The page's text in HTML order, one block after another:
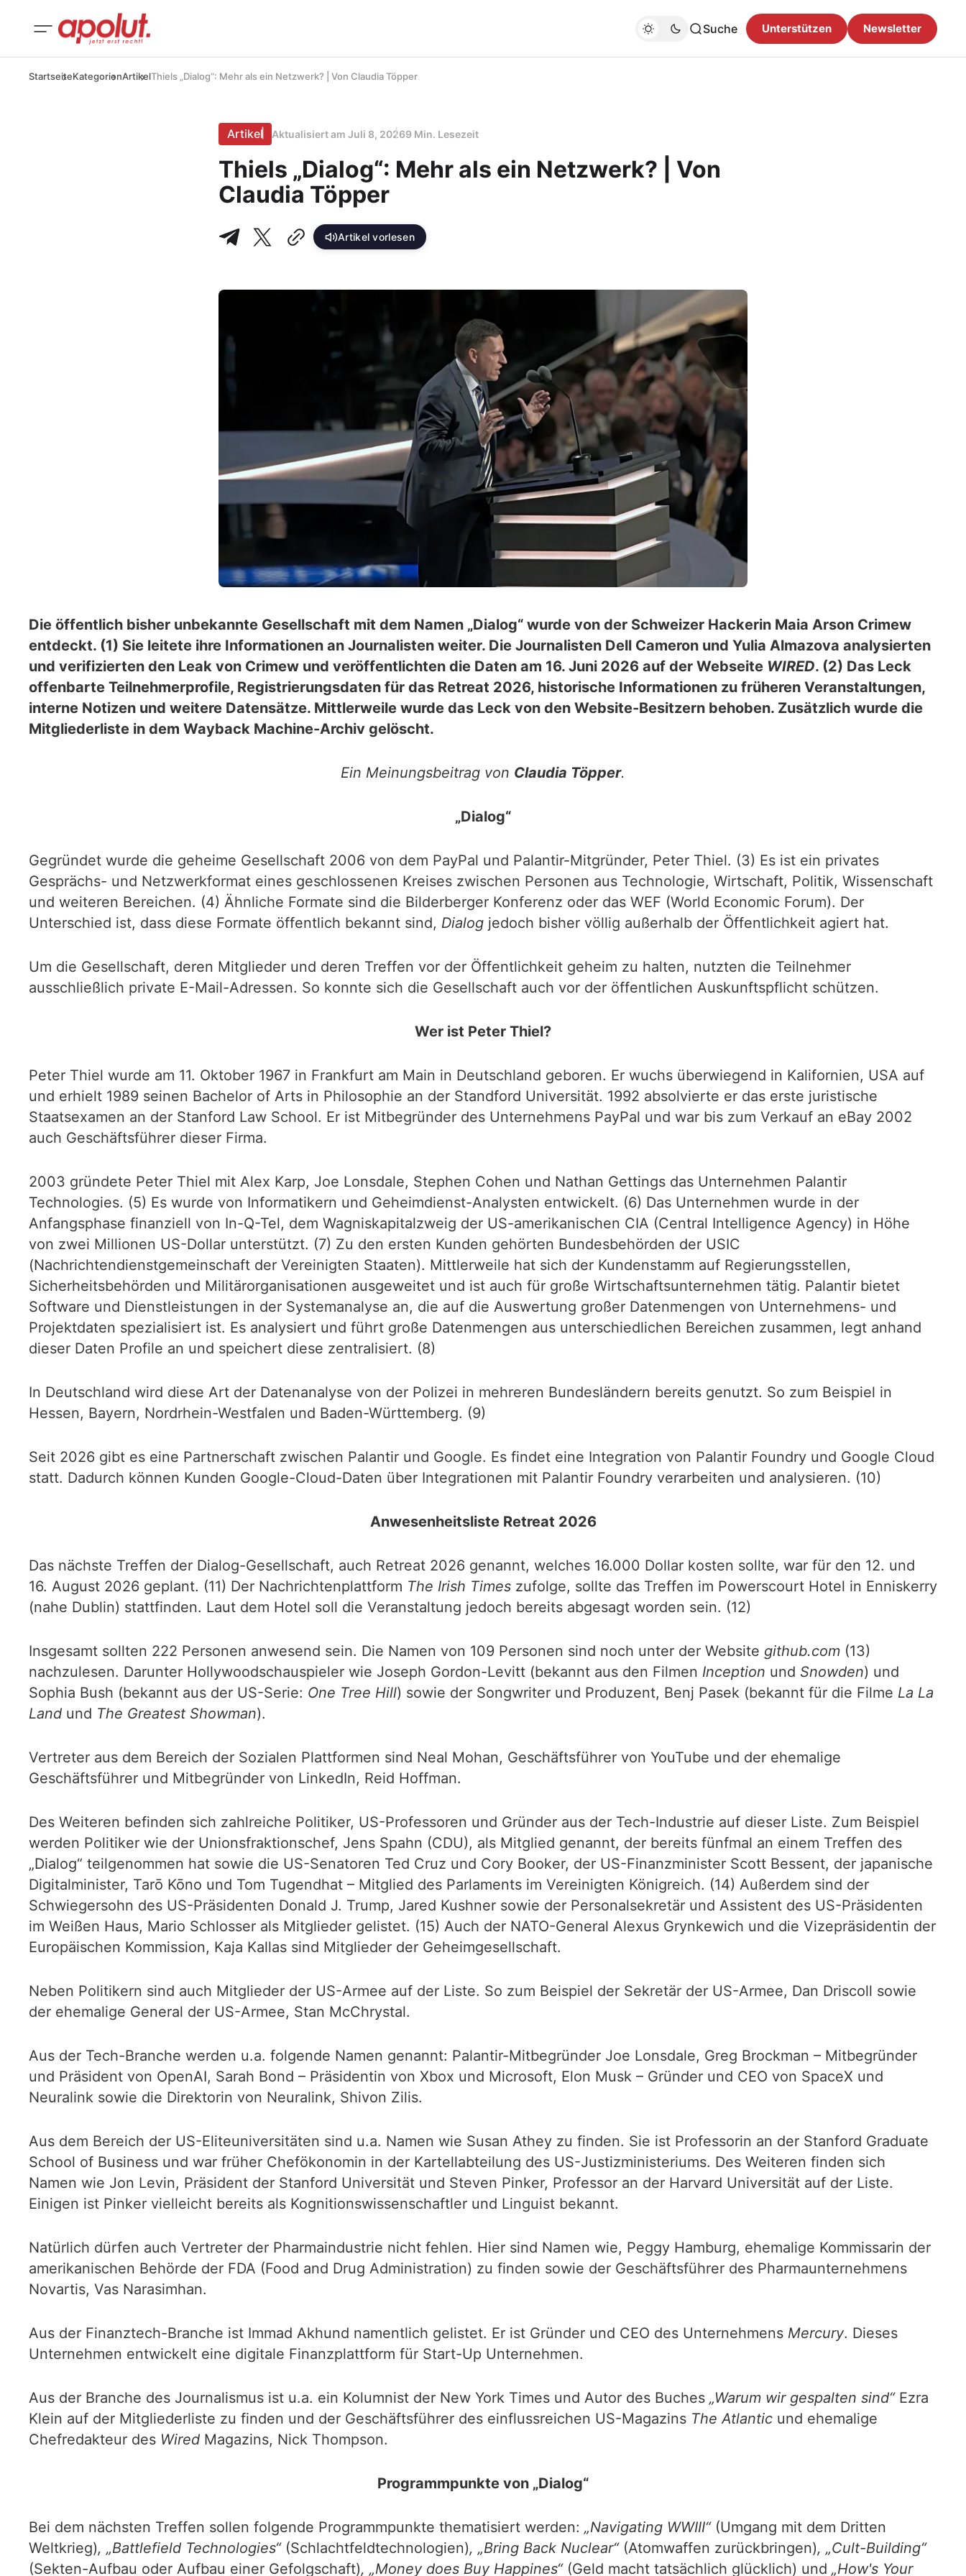
Suche Unterstützen Newsletter
StartseiteKategorienArtikelThiels „Dialog“: Mehr als ein Netzwerk? | Von Claudia Töpper
Artikel Aktualisiert am Juli 8, 20269 Min. Lesezeit
Thiels „Dialog“: Mehr als ein Netzwerk? | Von
Claudia Töpper
Artikel vorlesen
Die öffentlich bisher unbekannte Gesellschaft mit dem Namen „Dialog“ wurde von der Schweizer Hackerin Maia Arson Crimew
entdeckt. (1) Sie leitete ihre Informationen an Journalisten weiter. Die Journalisten Dell Cameron und Yulia Almazova analysierten
und verifizierten den Leak von Crimew und veröffentlichten die Daten am 16. Juni 2026 auf der Webseite WIRED. (2) Das Leck
offenbarte Teilnehmerprofile, Registrierungsdaten für das Retreat 2026, historische Informationen zu früheren Veranstaltungen,
interne Notizen und weitere Datensätze. Mittlerweile wurde das Leck von den Website-Besitzern behoben. Zusätzlich wurde die
Mitgliederliste in dem Wayback Machine-Archiv gelöscht.
Ein Meinungsbeitrag von Claudia Töpper.
„Dialog“
Gegründet wurde die geheime Gesellschaft 2006 von dem PayPal und Palantir-Mitgründer, Peter Thiel. (3) Es ist ein privates
Gesprächs- und Netzwerkformat eines geschlossenen Kreises zwischen Personen aus Technologie, Wirtschaft, Politik, Wissenschaft
und weiteren Bereichen. (4) Ähnliche Formate sind die Bilderberger Konferenz oder das WEF (World Economic Forum). Der
Unterschied ist, dass diese Formate öffentlich bekannt sind, Dialog jedoch bisher völlig außerhalb der Öffentlichkeit agiert hat.
Um die Gesellschaft, deren Mitglieder und deren Treffen vor der Öffentlichkeit geheim zu halten, nutzten die Teilnehmer
ausschließlich private E-Mail-Adressen. So konnte sich die Gesellschaft auch vor der öffentlichen Auskunftspflicht schützen.
Wer ist Peter Thiel?
Peter Thiel wurde am 11. Oktober 1967 in Frankfurt am Main in Deutschland geboren. Er wuchs überwiegend in Kalifornien, USA auf
und erhielt 1989 seinen Bachelor of Arts in Philosophie an der Standford Universität. 1992 absolvierte er das erste juristische
Staatsexamen an der Stanford Law School. Er ist Mitbegründer des Unternehmens PayPal und war bis zum Verkauf an eBay 2002
auch Geschäftsführer dieser Firma.
2003 gründete Peter Thiel mit Alex Karp, Joe Lonsdale, Stephen Cohen und Nathan Gettings das Unternehmen Palantir
Technologies. (5) Es wurde von Informatikern und Geheimdienst-Analysten entwickelt. (6) Das Unternehmen wurde in der
Anfangsphase finanziell von In-Q-Tel, dem Wagniskapitalzweig der US-amerikanischen CIA (Central Intelligence Agency) in Höhe
von zwei Millionen US-Dollar unterstützt. (7) Zu den ersten Kunden gehörten Bundesbehörden der USIC
(Nachrichtendienstgemeinschaft der Vereinigten Staaten). Mittlerweile hat sich der Kundenstamm auf Regierungsstellen,
Sicherheitsbehörden und Militärorganisationen ausgeweitet und ist auch für große Wirtschaftsunternehmen tätig. Palantir bietet
Software und Dienstleistungen in der Systemanalyse an, die auf die Auswertung großer Datenmengen von Unternehmens- und
Projektdaten spezialisiert ist. Es analysiert und führt große Datenmengen aus unterschiedlichen Bereichen zusammen, legt anhand
dieser Daten Profile an und speichert diese zentralisiert. (8)
In Deutschland wird diese Art der Datenanalyse von der Polizei in mehreren Bundesländern bereits genutzt. So zum Beispiel in
Hessen, Bayern, Nordrhein-Westfalen und Baden-Württemberg. (9)
Seit 2026 gibt es eine Partnerschaft zwischen Palantir und Google. Es findet eine Integration von Palantir Foundry und Google Cloud
statt. Dadurch können Kunden Google-Cloud-Daten über Integrationen mit Palantir Foundry verarbeiten und analysieren. (10)
Anwesenheitsliste Retreat 2026
Das nächste Treffen der Dialog-Gesellschaft, auch Retreat 2026 genannt, welches 16.000 Dollar kosten sollte, war für den 12. und
16. August 2026 geplant. (11) Der Nachrichtenplattform The Irish Times zufolge, sollte das Treffen im Powerscourt Hotel in Enniskerry
(nahe Dublin) stattfinden. Laut dem Hotel soll die Veranstaltung jedoch bereits abgesagt worden sein. (12)
Insgesamt sollten 222 Personen anwesend sein. Die Namen von 109 Personen sind noch unter der Website github.com (13)
nachzulesen. Darunter Hollywoodschauspieler wie Joseph Gordon-Levitt (bekannt aus den Filmen Inception und Snowden) und
Sophia Bush (bekannt aus der US-Serie: One Tree Hill) sowie der Songwriter und Produzent, Benj Pasek (bekannt für die Filme La La
Land und The Greatest Showman).
Vertreter aus dem Bereich der Sozialen Plattformen sind Neal Mohan, Geschäftsführer von YouTube und der ehemalige
Geschäftsführer und Mitbegründer von LinkedIn, Reid Hoffman.
Des Weiteren befinden sich zahlreiche Politiker, US-Professoren und Gründer aus der Tech-Industrie auf dieser Liste. Zum Beispiel
werden Politiker wie der Unionsfraktionschef, Jens Spahn (CDU), als Mitglied genannt, der bereits fünfmal an einem Treffen des
„Dialog“ teilgenommen hat sowie die US-Senatoren Ted Cruz und Cory Booker, der US-Finanzminister Scott Bessent, der japanische
Digitalminister, Tarō Kōno und Tom Tugendhat – Mitglied des Parlaments im Vereinigten Königreich. (14) Außerdem sind der
Schwiegersohn des US-Präsidenten Donald J. Trump, Jared Kushner sowie der Personalsekretär und Assistent des US-Präsidenten
im Weißen Haus, Mario Schlosser als Mitglieder gelistet. (15) Auch der NATO-General Alexus Grynkewich und die Vizepräsidentin der
Europäischen Kommission, Kaja Kallas sind Mitglieder der Geheimgesellschaft.
Neben Politikern sind auch Mitglieder der US-Armee auf der Liste. So zum Beispiel der Sekretär der US-Armee, Dan Driscoll sowie
der ehemalige General der US-Armee, Stan McChrystal.
Aus der Tech-Branche werden u.a. folgende Namen genannt: Palantir-Mitbegründer Joe Lonsdale, Greg Brockman – Mitbegründer
und Präsident von OpenAI, Sarah Bond – Präsidentin von Xbox und Microsoft, Elon Musk – Gründer und CEO von SpaceX und
Neuralink sowie die Direktorin von Neuralink, Shivon Zilis.
Aus dem Bereich der US-Eliteuniversitäten sind u.a. Namen wie Susan Athey zu finden. Sie ist Professorin an der Stanford Graduate
School of Business und war früher Chefökonomin in der Kartellabteilung des US-Justizministeriums. Des Weiteren finden sich
Namen wie Jon Levin, Präsident der Stanford Universität und Steven Pinker, Professor an der Harvard Universität auf der Liste.
Einigen ist Pinker vielleicht bereits als Kognitionswissenschaftler und Linguist bekannt.
Natürlich dürfen auch Vertreter der Pharmaindustrie nicht fehlen. Hier sind Namen wie, Peggy Hamburg, ehemalige Kommissarin der
amerikanischen Behörde der FDA (Food and Drug Administration) zu finden sowie der Geschäftsführer des Pharmaunternehmens
Novartis, Vas Narasimhan.
Aus der Finanztech-Branche ist Immad Akhund namentlich gelistet. Er ist Gründer und CEO des Unternehmens Mercury. Dieses
Unternehmen entwickelt eine digitale Finanzplattform für Start-Up Unternehmen.
Aus der Branche des Journalismus ist u.a. ein Kolumnist der New York Times und Autor des Buches „Warum wir gespalten sind“ Ezra
Klein auf der Mitgliederliste zu finden und der Geschäftsführer des einflussreichen US-Magazins The Atlantic und ehemalige
Chefredakteur des Wired Magazins, Nick Thompson.
Programmpunkte von „Dialog“
Bei dem nächsten Treffen sollen folgende Programmpunkte thematisiert werden: „Navigating WWIII“ (Umgang mit dem Dritten
Weltkrieg), „Battlefield Technologies“ (Schlachtfeldtechnologien), „Bring Back Nuclear“ (Atomwaffen zurückbringen), „Cult-Building“
(Sekten-Aufbau oder Aufbau einer Gefolgschaft), „Money does Buy Happines“ (Geld macht tatsächlich glücklich) und „How's Your